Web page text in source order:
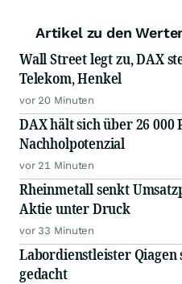
Artikel zu den
Wall Street legt zu, DAX
Telekom, Henkel
vor 20 Minuten
DAX hält sich über 26
Nachholpotenzial
vor 21 Minuten
Rheinmetall senkt
Aktie unter Druck
vor 33 Minuten
Labordienstleister Qiagen
gedacht